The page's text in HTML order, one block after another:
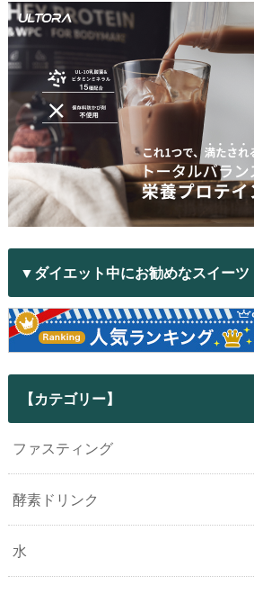
▼ダイエット中にお勧めなスイーツ
【カテゴリー】
ファスティング
酵素ドリンク
水